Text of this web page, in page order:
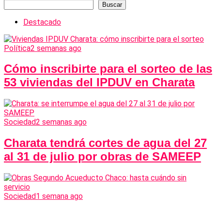
Buscar
Destacado
Política2 semanas ago
Cómo inscribirte para el sorteo de las
53 viviendas del IPDUV en Charata
Sociedad2 semanas ago
Charata tendrá cortes de agua del 27
al 31 de julio por obras de SAMEEP
Sociedad1 semana ago